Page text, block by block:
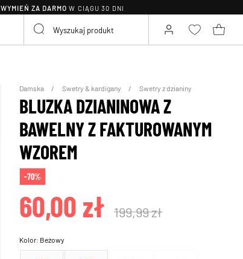
WYMIEŃ ZA DARMO W CIĄGU 30 DNI
Damska Swetry & kardigany Swetry z dzianiny
BLUZKA DZIANINOWA Z
BAWELNY Z FAKTUROWANYM
WZOREM
-70%
60,00 zł 199,99 zł
Kolor: Beżowy